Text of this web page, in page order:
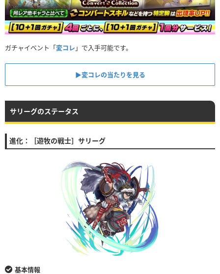
ガチャイベント「変コレ 」で入手可能です。
▶︎変コレの当たりを見る
サリーグのステータス
進化：［遊牧の戦士］サリーグ
基本情報